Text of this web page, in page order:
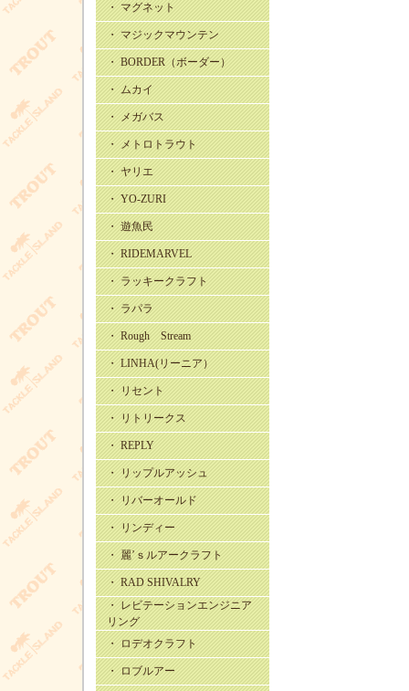
・ マグネット
・ マジックマウンテン
・ BORDER（ボーダー）
・ ムカイ
・ メガバス
・ メトロトラウト
・ ヤリエ
・ YO-ZURI
・ 遊魚民
・ RIDEMARVEL
・ ラッキークラフト
・ ラパラ
・ Rough Stream
・ LINHA(リーニア）
・ リセント
・ リトリークス
・ REPLY
・ リップルアッシュ
・ リバーオールド
・ リンディー
・ 麗’ｓルアークラフト
・ RAD SHIVALRY
・ レビテーションエンジニア
リング
・ ロデオクラフト
・ ロブルアー